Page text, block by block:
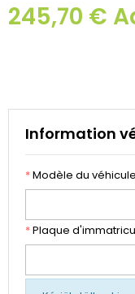
245,70 €
Information
*Modèle du véhicule
*Plaque